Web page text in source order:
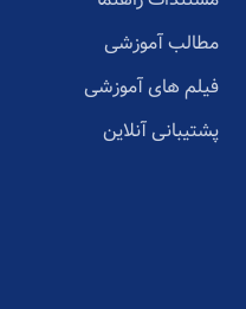
مطالب آموزشی
فیلم های آموزشی
پشتیبانی آنلاین